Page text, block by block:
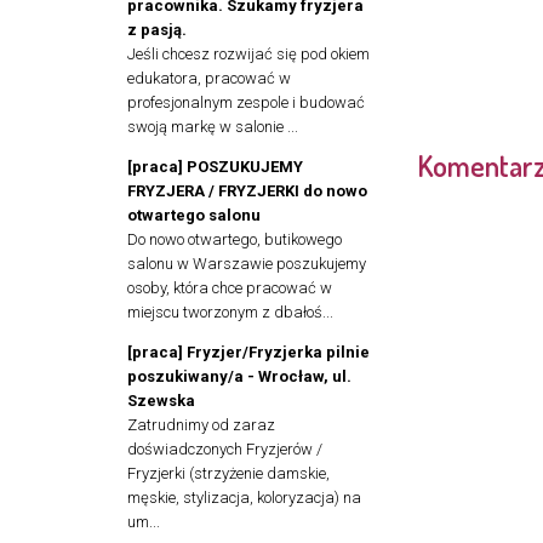
pracownika. Szukamy fryzjera
z pasją.
Jeśli chcesz rozwijać się pod okiem
edukatora, pracować w
profesjonalnym zespole i budować
swoją markę w salonie ...
[praca] POSZUKUJEMY
FRYZJERA / FRYZJERKI do nowo
otwartego salonu
Do nowo otwartego, butikowego
salonu w Warszawie poszukujemy
osoby, która chce pracować w
miejscu tworzonym z dbałoś...
[praca] Fryzjer/Fryzjerka pilnie
poszukiwany/a - Wrocław, ul.
Szewska
Zatrudnimy od zaraz
doświadczonych Fryzjerów /
Fryzjerki (strzyżenie damskie,
męskie, stylizacja, koloryzacja) na
um...